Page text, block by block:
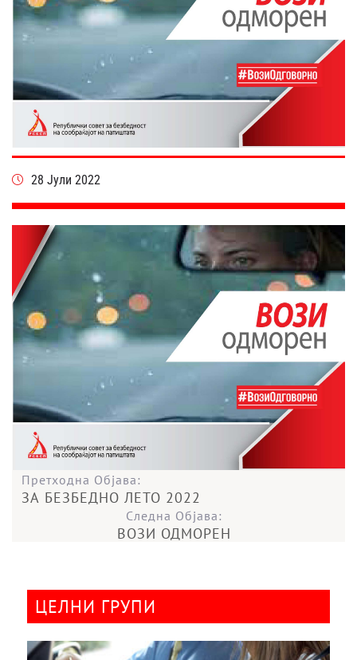
28 Јули 2022
Претходна Објава:
ЗА БЕЗБЕДНО ЛЕТО 2022
Следна Објава:
ВОЗИ ОДМОРЕН
ЦЕЛНИ ГРУПИ